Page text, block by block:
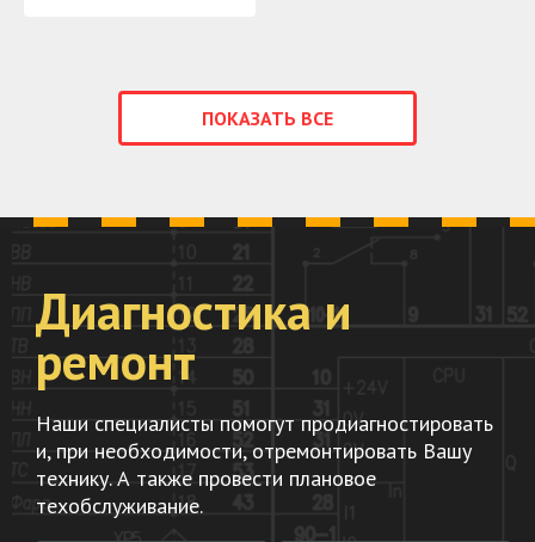
ПОКАЗАТЬ ВСЕ
Диагностика и
ремонт
Наши специалисты помогут продиагностировать
и, при необходимости, отремонтировать Вашу
технику. А также провести плановое
техобслуживание.